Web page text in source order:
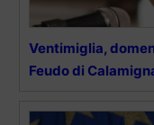
Ventimiglia,
Feudo di